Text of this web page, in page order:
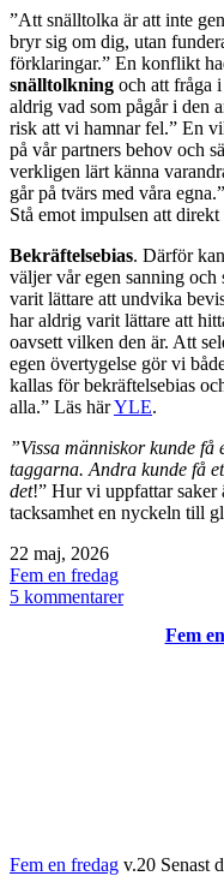
”Att snälltolka är att inte
bryr sig om dig, utan
förklaringar.” En konflikt
snälltolkning och att fråga
aldrig vad som pågår i den
risk att vi hamnar fel.” En
på vår partners behov och
verkligen lärt känna
går på tvärs med våra egna.”
Stå emot impulsen att
Bekräftelsebias. Därför
väljer vår egen sanning
varit lättare att undvika
har aldrig varit lättare att
oavsett vilken den är. Att
egen övertygelse gör vi
kallas för bekräftelsebias
alla.” Läs härYLE.
”Vissa människor kunde få
taggarna. Andra kunde få
det!” Hur vi uppfattar saker
tacksamhet en nyckeln till
Publicerat
den
22 maj, 2026
Kategoriserat
som
Fem en fredag
5 kommentarertill
Fem
Fem en fredag v.20 Senast